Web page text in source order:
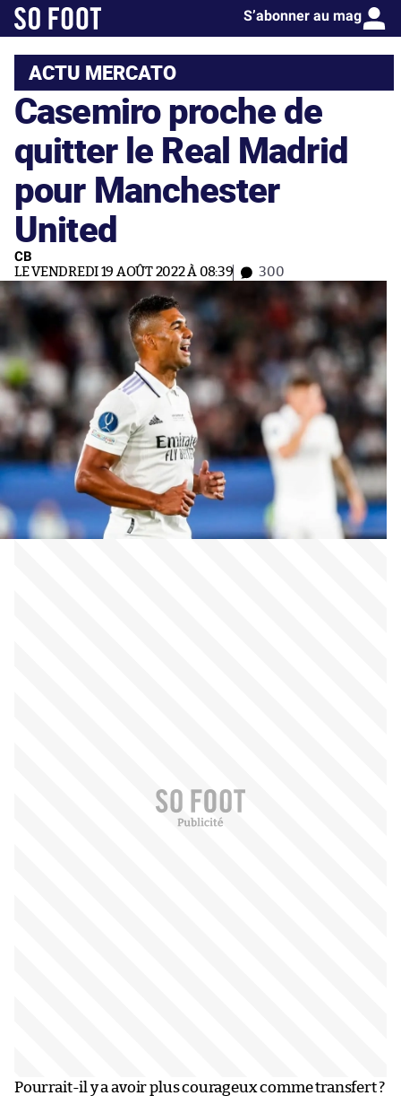
S’abonner au mag
ACTU MERCATO
Casemiro proche de
quitter le Real Madrid
pour Manchester
United
CB
LE VENDREDI 19 AOÛT 2022 À 08:39 300
Pourrait-il y a avoir plus courageux comme transfert ?